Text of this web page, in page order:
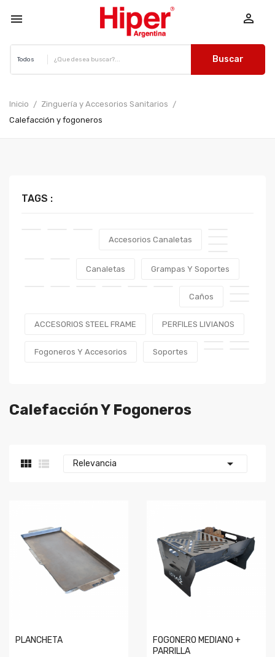
 
Buscar
Inicio
Zinguería y Accesorios Sanitarios
Calefacción y fogoneros
TAGS :
Accesorios Canaletas
Canaletas Grampas Y Soportes
Caños
ACCESORIOS STEEL FRAME PERFILES LIVIANOS
Fogoneros Y Accesorios Soportes
Calefacción Y Fogoneros
  Relevancia 
PLANCHETA
FOGONERO MEDIANO +
PARRILLA